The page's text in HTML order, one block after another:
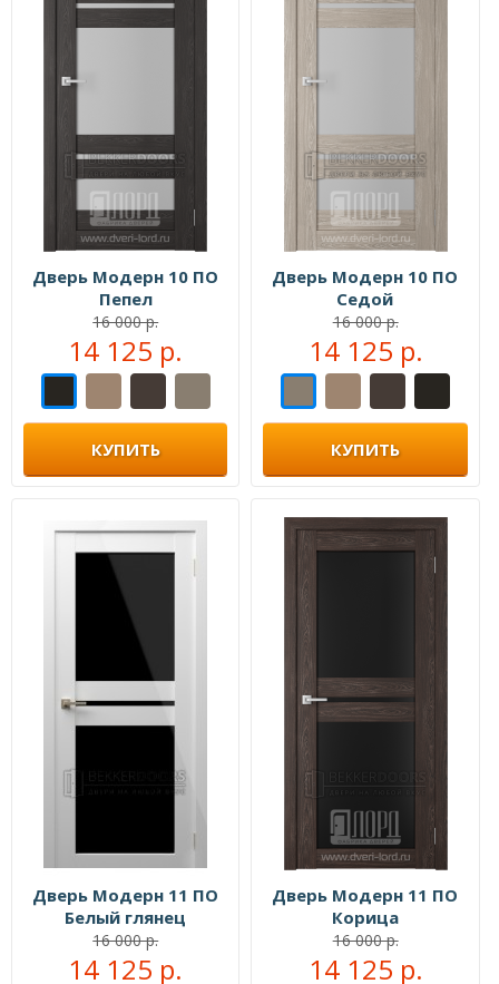
Дверь Модерн 10 ПО
Пепел
16 000 р.
14 125 р.
КУПИТЬ
Дверь Модерн 10 ПО
Седой
16 000 р.
14 125 р.
КУПИТЬ
Дверь Модерн 11 ПО
Белый глянец
16 000 р.
14 125 р.
Дверь Модерн 11 ПО
Корица
16 000 р.
14 125 р.